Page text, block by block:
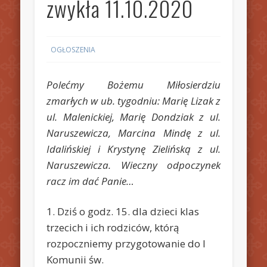
zwykła 11.10.2020
OGŁOSZENIA
Polećmy Bożemu Miłosierdziu
zmarłych w ub. tygodniu: Marię Lizak z
ul. Malenickiej, Marię Dondziak z ul.
Naruszewicza, Marcina Mindę z ul.
Idalińskiej i Krystynę Zielińską z ul.
Naruszewicza. Wieczny odpoczynek
racz im dać Panie…
1. Dziś o godz. 15. dla dzieci klas
trzecich i ich rodziców, którą
rozpoczniemy przygotowanie do I
Komunii św.